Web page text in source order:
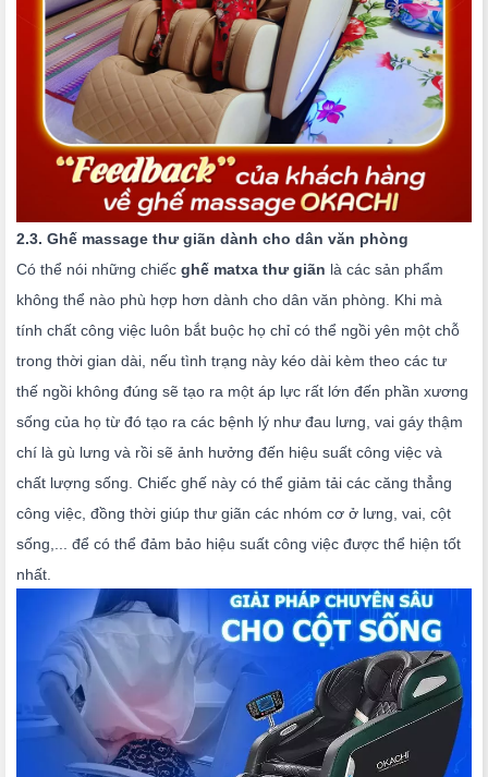
2.3. Ghế massage thư giãn dành cho dân văn phòng
Có thể nói những chiếc ghế matxa thư giãn là các sản phẩm
không thể nào phù hợp hơn dành cho dân văn phòng. Khi mà
tính chất công việc luôn bắt buộc họ chỉ có thể ngồi yên một chỗ
trong thời gian dài, nếu tình trạng này kéo dài kèm theo các tư
thế ngồi không đúng sẽ tạo ra một áp lực rất lớn đến phần xương
sống của họ từ đó tạo ra các bệnh lý như đau lưng, vai gáy thậm
chí là gù lưng và rồi sẽ ảnh hưởng đến hiệu suất công việc và
chất lượng sống. Chiếc ghế này có thể giảm tải các căng thẳng
công việc, đồng thời giúp thư giãn các nhóm cơ ở lưng, vai, cột
sống,... để có thể đảm bảo hiệu suất công việc được thể hiện tốt
nhất.